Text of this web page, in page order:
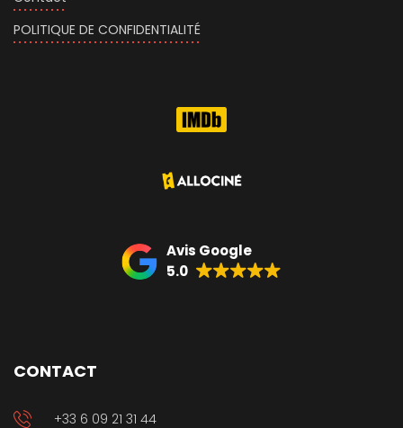
POLITIQUE DE CONFIDENTIALITÉ
Avis Google
5.0
CONTACT
+33 6 09 21 31 44